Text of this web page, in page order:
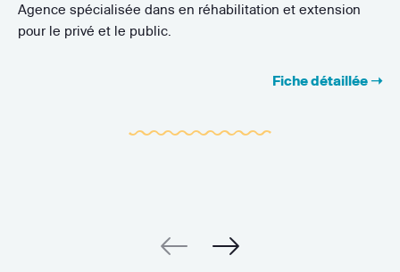
Agence spécialisée dans en réhabilitation et extension
pour le privé et le public.
Fiche détaillée ➝